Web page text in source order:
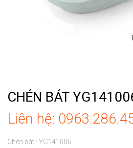
CHÉN BÁT
Liên hệ:
Chén bát : YG141006